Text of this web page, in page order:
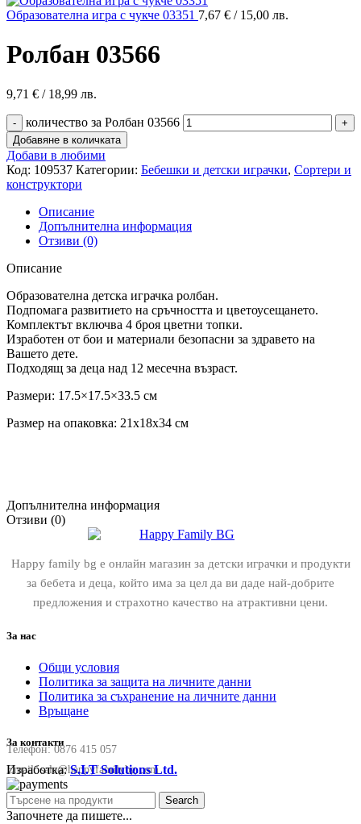
Образователна игра с чукче 03351 7,67 € / 15,00 лв.
Ролбан 03566
9,71 € / 18,99 лв.
количество за Ролбан 03566
Добавяне в количката
Добави в любими
Код: 109537 Категории: Бебешки и детски играчки, Сортери и
конструктори
Описание
Допълнителна информация
Отзиви (0)
Описание
Образователна детска играчка ролбан.
Подпомага развитието на сръчността и цветоусещането.
Комплектът включва 4 броя цветни топки.
Изработен от бои и материали безопасни за здравето на
Вашето дете.
Подходящ за деца над 12 месечна възраст.
Размери: 17.5×17.5×33.5 см
Размер на опаковка: 21x18x34 см
Допълнителна информация
Отзиви (0)
Happy family bg е онлайн магазин за детски играчки и продукти
за бебета и деца, който има за цел да ви даде най-добрите
предложения и страхотно качество на атрактивни цени.
За нас
Общи условия
Политика за защита на личните данни
Политика за съхранение на личните данни
Връщане
За контакти
Телефон:0876 415 057
Email:sale@happyfamilybg.com
Изработка:S.I.T Solutions Ltd.
Search
Започнете да пишете...